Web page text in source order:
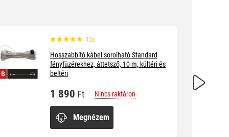
12x
Hosszabbító kábel sorolható Standard
fényfüzérekhez, áttetsző, 10 m, kültéri és
beltéri
1 890 Ft Nincs raktáron
Megnézem